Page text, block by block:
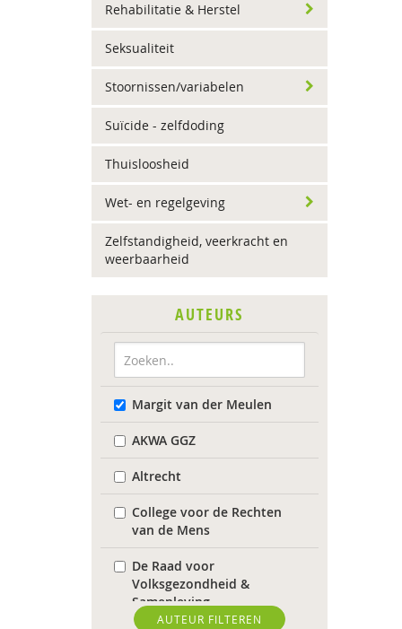
Rehabilitatie & Herstel
Seksualiteit
Stoornissen/variabelen
Suïcide - zelfdoding
Thuisloosheid
Wet- en regelgeving
Zelfstandigheid, veerkracht en
weerbaarheid
AUTEURS
Margit van der Meulen
AKWA GGZ
Altrecht
College voor de Rechten
van de Mens
De Raad voor
Volksgezondheid &
Samenleving
AUTEUR FILTEREN